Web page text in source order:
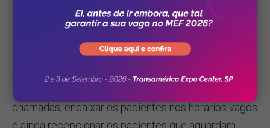
oferecer ao paciente.
Com o sistema de agendamento pelo telefone, as
pessoas ficam a mercê da capacidade de trabalho
da secretária, que tem que atender todas as
chamadas, encaixar os pacientes nos horários vagos
e ainda recepcionar os pacientes que aguardam